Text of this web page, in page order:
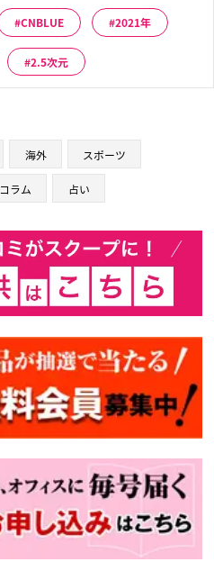
CNBLUE 2021年
2.5次元
海外 スポーツ
コラム 占い